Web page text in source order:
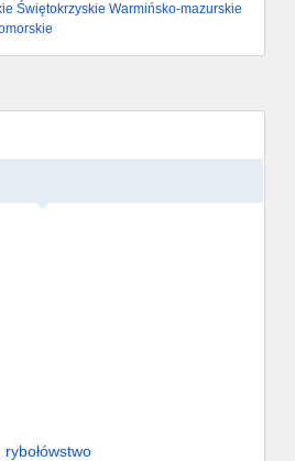
Świętokrzyskie Warmińsko-mazurskie